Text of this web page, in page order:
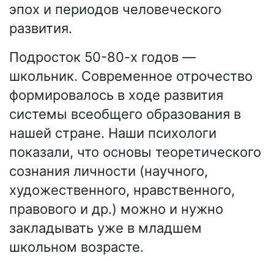
эпох и периодов человеческого
развития.
Подросток 50-80-х годов —
школьник. Современное отрочество
формировалось в ходе развития
системы всеобщего образования в
нашей стране. Наши психологи
показали, что основы теоретического
сознания личности (научного,
художественного, нравственного,
правового и др.) можно и нужно
закладывать уже в младшем
школьном возрасте.